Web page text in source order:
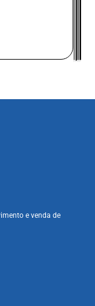
e venda de